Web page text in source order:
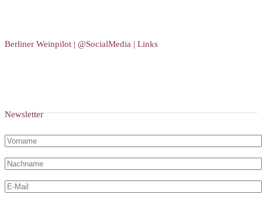
Berliner Weinpilot | @SocialMedia | Links
Newsletter